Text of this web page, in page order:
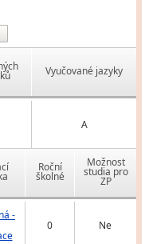
Vyučované jazyky
A
Roční
školné
Možnost
studia pro
ZP
-
0 Ne